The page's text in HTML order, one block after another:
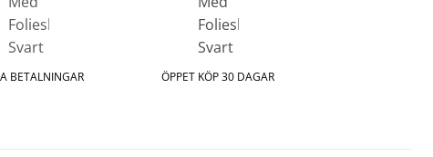
BETALNINGAR ÖPPET KÖP 30 DAGAR